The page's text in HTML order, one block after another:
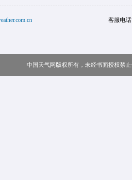
客服电
中国天气网版权所有，未经书面授权